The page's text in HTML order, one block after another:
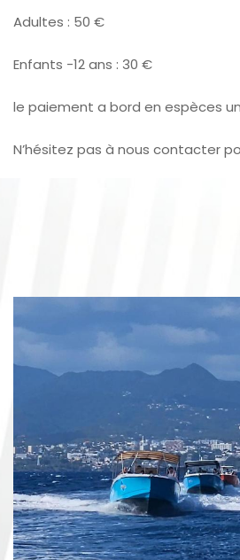
Adultes : 50 €
Enfants -12 ans : 30 €
​le paiement a bord en espèces
N’hésitez pas à nous contacter